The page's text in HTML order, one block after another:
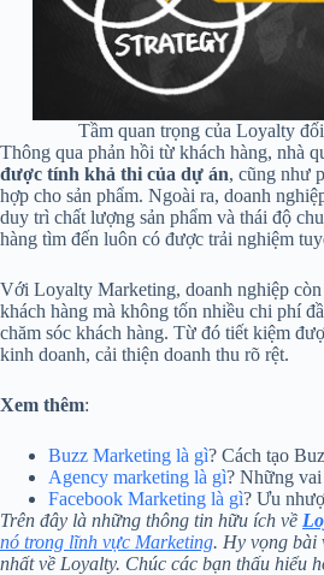
Tầm quan trọng của Loyalty
Thông qua phản hồi từ khách hàng, nhà
được tính khả thi của dự án, cũng như
hợp cho sản phẩm. Ngoài ra, doanh
duy trì chất lượng sản phẩm và thái độ
hàng tìm đến luôn có được trải nghiệm
Với Loyalty Marketing, doanh nghiệp
khách hàng mà không tốn nhiều chi phí
chăm sóc khách hàng. Từ đó tiết kiệm
kinh doanh, cải thiện doanh thu rõ rệt.
Xem thêm:
Buzz Marketing là gì? Cách tạo
Agency marketing là gì? Những vai
Facebook Marketing là gì? Ưu
Trên đây là những thông tin hữu ích về
nó trong lĩnh vực Marketing. Hy vọng bài
nhất về Loyalty. Chúc các bạn thấu hiểu